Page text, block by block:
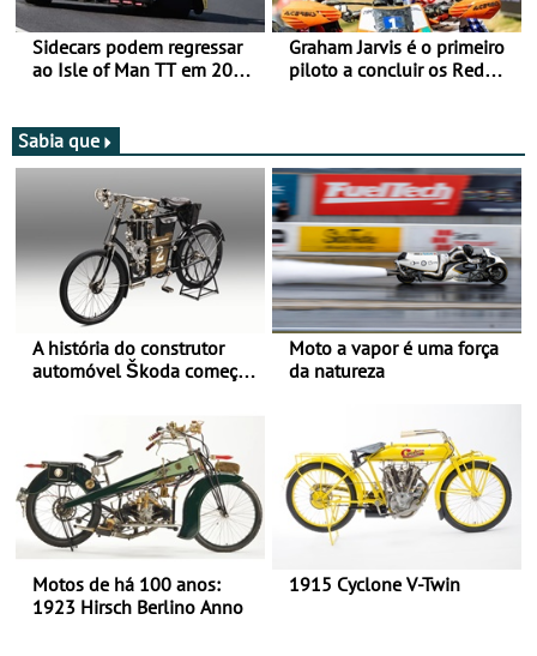
Sidecars podem regressar
ao Isle of Man TT em 2027
Graham Jarvis é o primeiro
piloto a concluir os Red
Sabia que
A história do construtor
automóvel Škoda começou
Moto a vapor é uma força
da natureza
Motos de há 100 anos:
1923 Hirsch Berlino Anno
1915 Cyclone V-Twin